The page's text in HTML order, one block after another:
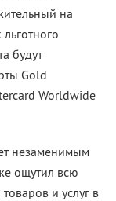
на
будут
Gold
Worldwide
незаменимым
ощутил всю
и услуг в